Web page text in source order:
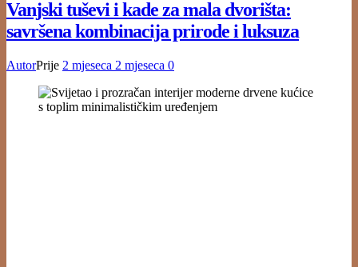
Vanjski tuševi i kade za mala dvorišta:
savršena kombinacija prirode i luksuza
AutorPrije 2 mjeseca 2 mjeseca 0